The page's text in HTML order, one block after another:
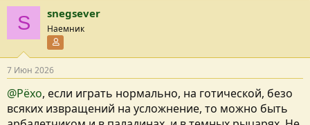
S snegsever
Наемник
7 Июн 2026
@Рёхо, если играть нормально, на готической, безо
всяких извращений на усложнение, то можно быть